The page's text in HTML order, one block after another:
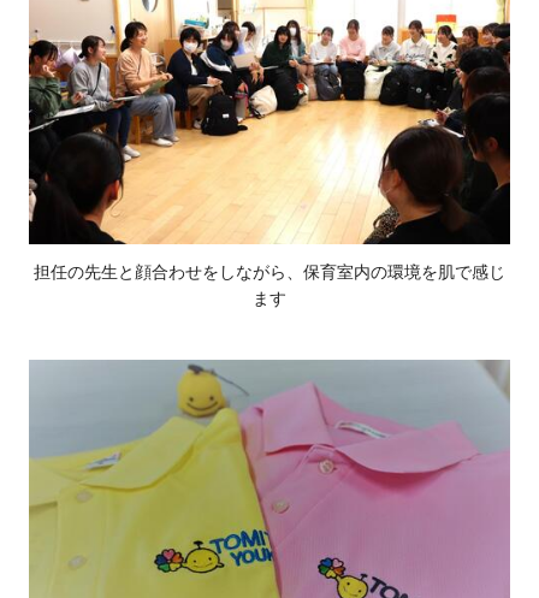
担任の先生と顔合わせをしながら、保育室内の環境を肌で感じ
ます